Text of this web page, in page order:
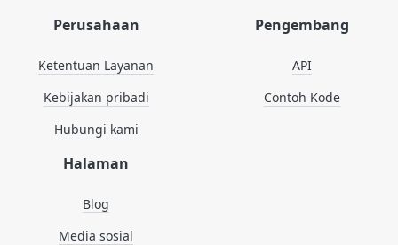
Perusahaan
Ketentuan Layanan
Kebijakan pribadi
Hubungi kami
Pengembang
API
Contoh Kode
Halaman
Blog
Media sosial